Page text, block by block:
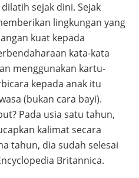
sejak dini. Sejak
lingkungan yang
kuat kepada
kata-kata
menggunakan kartu-
kepada anak itu
(bukan cara bayi).
Pada usia satu tahun,
kalimat secara
tahun, dia sudah selesai
Britannica.